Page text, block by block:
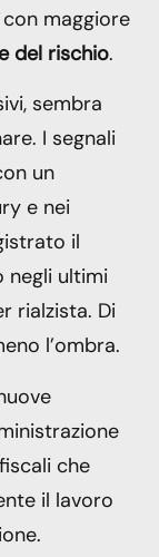
maggiore
del rischio.
sembra
I segnali
un
e nei
il
negli ultimi
rialzista. Di
l’ombra.
che
il lavoro